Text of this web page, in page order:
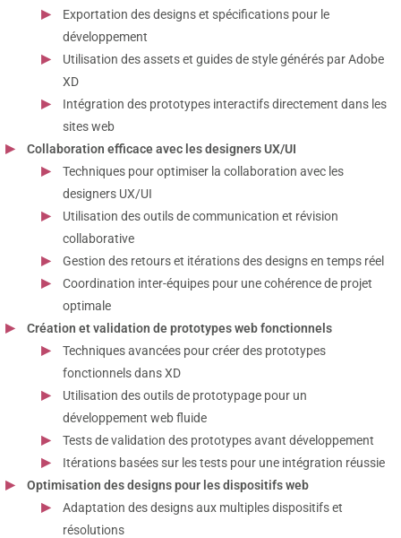
Exportation des designs et spécifications pour le
développement
Utilisation des assets et guides de style générés par Adobe
XD
Intégration des prototypes interactifs directement dans les
sites web
Collaboration efficace avec les designers UX/UI
Techniques pour optimiser la collaboration avec les
designers UX/UI
Utilisation des outils de communication et révision
collaborative
Gestion des retours et itérations des designs en temps réel
Coordination inter-équipes pour une cohérence de projet
optimale
Création et validation de prototypes web fonctionnels
Techniques avancées pour créer des prototypes
fonctionnels dans XD
Utilisation des outils de prototypage pour un
développement web fluide
Tests de validation des prototypes avant développement
Itérations basées sur les tests pour une intégration réussie
Optimisation des designs pour les dispositifs web
Adaptation des designs aux multiples dispositifs et
résolutions